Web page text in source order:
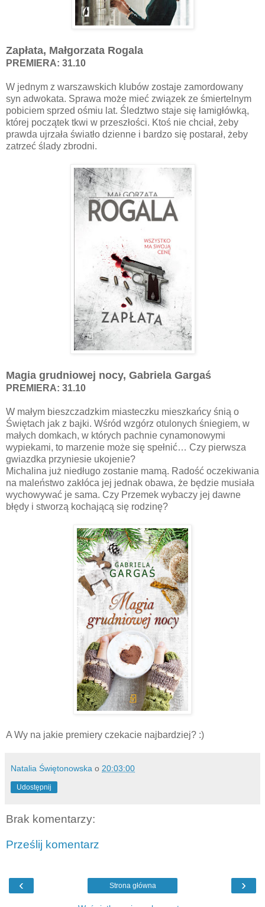
Zapłata, Małgorzata Rogala
PREMIERA: 31.10
W jednym z warszawskich klubów zostaje zamordowany
syn adwokata. Sprawa może mieć związek ze śmiertelnym
pobiciem sprzed ośmiu lat. Śledztwo staje się łamigłówką,
której początek tkwi w przeszłości. Ktoś nie chciał, żeby
prawda ujrzała światło dzienne i bardzo się postarał, żeby
zatrzeć ślady zbrodni.
Magia grudniowej nocy, Gabriela Gargaś
PREMIERA: 31.10
W małym bieszczadzkim miasteczku mieszkańcy śnią o
Świętach jak z bajki. Wśród wzgórz otulonych śniegiem, w
małych domkach, w których pachnie cynamonowymi
wypiekami, to marzenie może się spełnić… Czy pierwsza
gwiazdka przyniesie ukojenie?
Michalina już niedługo zostanie mamą. Radość oczekiwania
na maleństwo zakłóca jej jednak obawa, że będzie musiała
wychowywać je sama. Czy Przemek wybaczy jej dawne
błędy i stworzą kochającą się rodzinę?
A Wy na jakie premiery czekacie najbardziej? :)
Natalia Świętonowska o 20:03:00
Udostępnij
Brak komentarzy:
Prześlij komentarz
‹ ›
Strona główna